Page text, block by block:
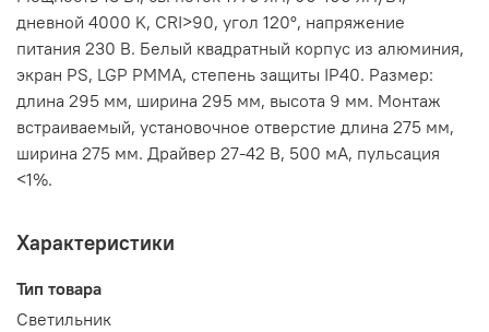
дневной 4000 K, CRI>90, угол 120°, напряжение
питания 230 В. Белый квадратный корпус из алюминия,
экран PS, LGP PMMA, степень защиты IP40. Размер:
длина 295 мм, ширина 295 мм, высота 9 мм. Монтаж
встраиваемый, установочное отверстие длина 275 мм,
ширина 275 мм. Драйвер 27-42 В, 500 мА, пульсация
<1%.
Характеристики
Тип товара
Светильник